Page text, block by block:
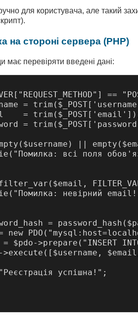
для користувача, але такий
на стороні сервера (PHP)
має перевіряти введені дані:
==
=
=
=
||
всі поля
невірний
=
new
= $pdo->prepare("INSERT
>execute([$username,
успішна!";